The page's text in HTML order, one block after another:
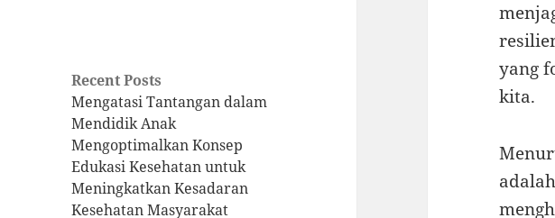
Recent Posts
Mengatasi Tantangan dalam
Mendidik Anak
Mengoptimalkan Konsep
Edukasi Kesehatan untuk
Meningkatkan Kesadaran
Kesehatan Masyarakat
yang
kita.